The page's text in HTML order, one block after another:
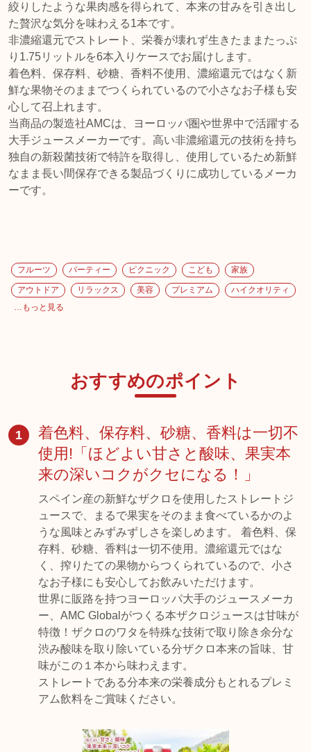
絞りしたような果肉感を得られて、本来の甘みを引き出し
た贅沢な気分を味わえる1本です。
非濃縮還元でストレート、栄養が壊れず生きたままたっぷ
り1.75リットルを6本入りケースでお届けします。
着色料、保存料、砂糖、香料不使用、濃縮還元ではなく新
鮮な果物そのままでつくられているので小さなお子様も安
心して召上れます。
当商品の製造社AMCは、ヨーロッパ圏や世界中で活躍する
大手ジュースメーカーです。高い非濃縮還元の技術を持ち
独自の新殺菌技術で特許を取得し、使用しているため新鮮
なまま長い間保存できる製品づくりに成功しているメーカ
ーです。
フルーツ パーティー ピクニック こども 家族
アウトドア リラックス 美容 プレミアム
ハイクオリティ
…もっと見る
おすすめのポイント
1
着色料、保存料、砂糖、香料は一切不
使用!「ほどよい甘さと酸味、果実本
来の深いコクがクセになる！」
スペイン産の新鮮なザクロを使用したストレートジ
ュースで、まるで果実をそのまま食べているかのよ
うな風味とみずみずしさを楽しめます。 着色料、保
存料、砂糖、香料は一切不使用。濃縮還元ではな
く、搾りたての果物からつくられているので、小さ
なお子様にも安心してお飲みいただけます。
世界に販路を持つヨーロッパ大手のジュースメーカ
ー、AMC Globalがつくる本ザクロジュースは甘味が
特徴！ザクロのワタを特殊な技術で取り除き余分な
渋み酸味を取り除いている分ザクロ本来の旨味、甘
味がこの１本から味わえます。
ストレートである分本来の栄養成分もとれるプレミ
アム飲料をご賞味ください。